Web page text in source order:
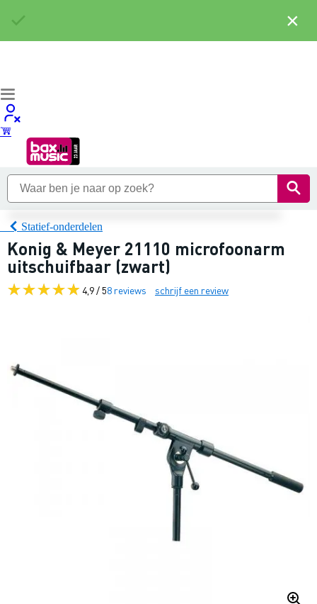
Statief-onderdelen
Konig & Meyer 21110 microfoonarm
uitschuifbaar (zwart)
4,9 / 58 reviews schrijf een review
×